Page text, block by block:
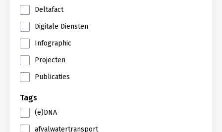
Deltafact
Digitale Diensten
Infographic
Projecten
Publicaties
Tags
(e)DNA
afvalwatertransport